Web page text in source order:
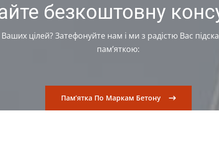
безкоштовну
цілей? Затефонуйте нам і ми з радістю Вас
пам’яткою:
Пам’ятка По Маркам Бетону